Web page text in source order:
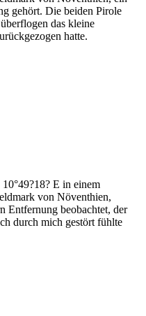
gehört. Die beiden Pirole
das kleine
hatte.
E in einem
von Növenthien,
Entfernung beobachtet, der
durch mich gestört fühlte